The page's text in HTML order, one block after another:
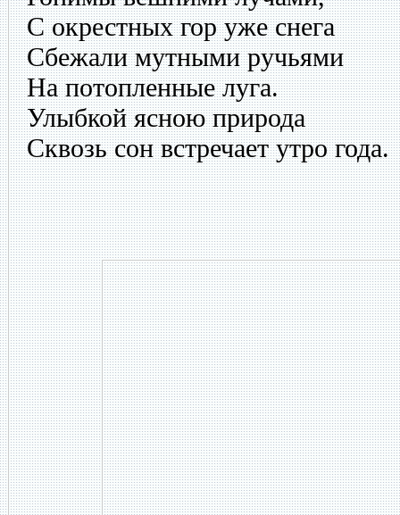
С окрестных гор уже снега
Сбежали мутными ручьями
На потопленные луга.
Улыбкой ясною природа
Сквозь сон встречает утро года.